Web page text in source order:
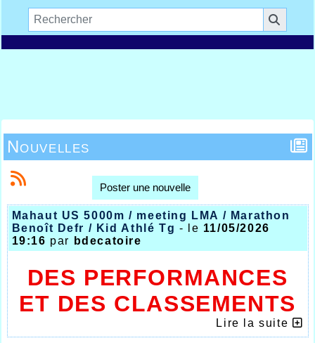
Nouvelles
Poster une nouvelle
Mahaut US 5000m / meeting LMA / Marathon
Benoît Defr / Kid Athlé Tg - le 11/05/2026
19:16 par bdecatoire
DES PERFORMANCES
ET DES CLASSEMENTS
DE TRÈS BON NIVEAU
Lire la suite